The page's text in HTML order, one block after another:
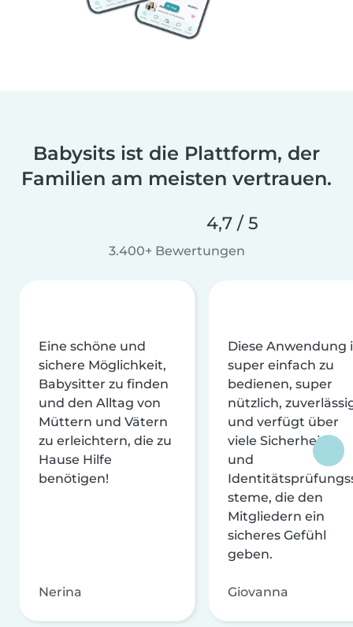
Babysits ist die Plattform, der
Familien am meisten vertrauen.
4,7 / 5
3.400+ Bewertungen
Eine schöne und
sichere Möglichkeit,
Babysitter zu finden
und den Alltag von
Müttern und Vätern
zu erleichtern, die zu
Hause Hilfe
benötigen!
Nerina
Diese Anwendung
super einfach zu
bedienen, super
nützlich,
und verfügt über
viele Sicherheits-
und
steme, die den
Mitgliedern ein
sicheres Gefühl
geben.
Giovanna